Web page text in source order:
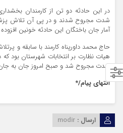
در این حادثه دو تن از کارمندان
شدت مجروح شدند و در پی آن تلاش
آمار جان باختگان این حادثه خونین
حاج محمد داورپناه کارمند با سابقه و
هیات نظارت بر انتخابات شهرستان بود
شدت مجروح شد و صبح امروز جان به
انتهای پیام/*
ارسال : modir